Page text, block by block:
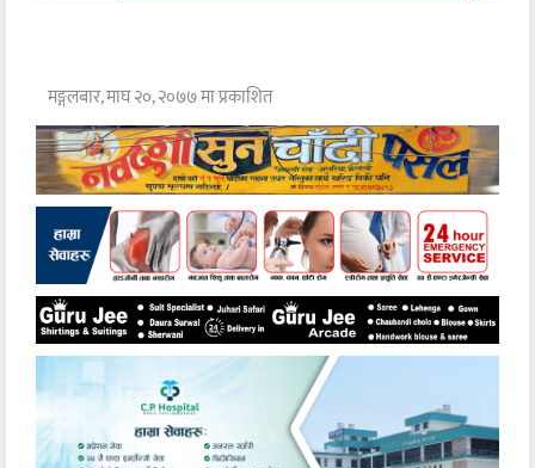
मङ्गलबार, माघ २०, २०७७ मा प्रकाशित